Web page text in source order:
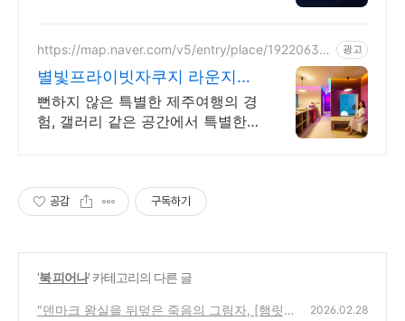
https://map.naver.com/v5/entry/place/19220634
광고
별빛프라이빗자쿠지 라운지독
채 사진보다 더좋아요. 찐 리뷰
뻔하지 않은 특별한 제주여행의 경
험, 갤러리 같은 공간에서 특별한
공감 구독하기
'북 피어나' 카테고리의 다른 글
"덴마크 왕실을 뒤덮은 죽음의 그림자, [햄릿]
2026.02.28